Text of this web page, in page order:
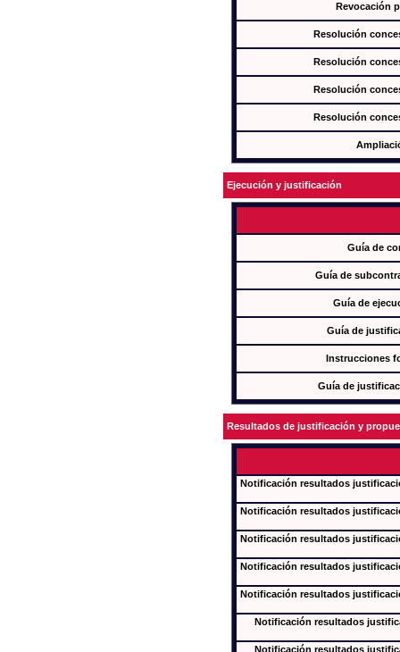
Revocación
Resolución
Resolución
Resolución
Resolución
Ejecución y justificación
Guía de
Guía de
Guía de
Guía de
Instrucciones
Guía de
Resultados de justificación y
Notificación resultados
Notificación resultados
Notificación resultados
Notificación resultados
Notificación resultados
Notificación resultados
Notificación resultados